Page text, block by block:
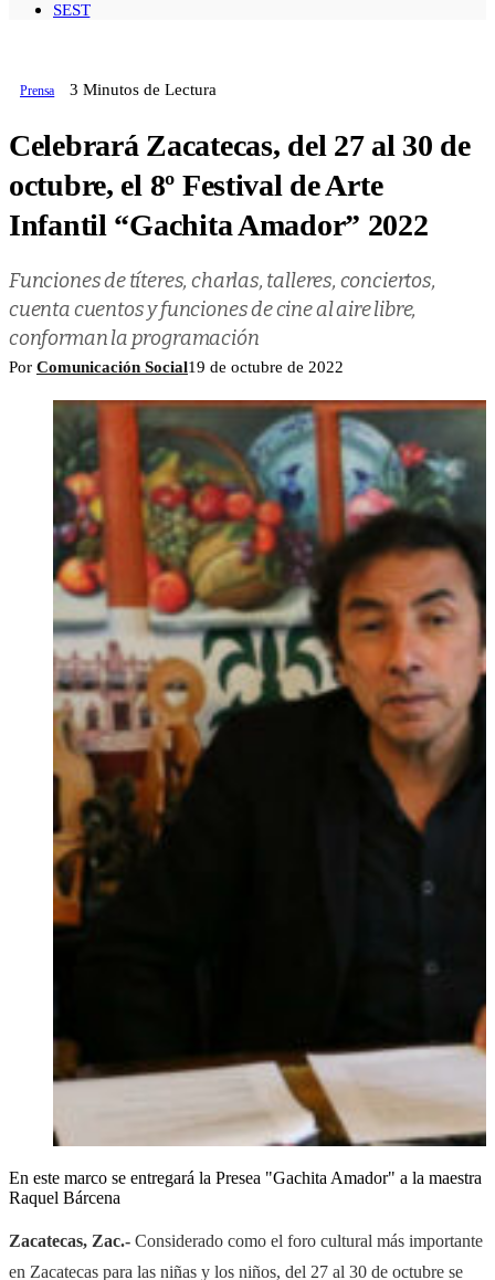
SEST
Prensa 3 Minutos de Lectura
Celebrará Zacatecas, del 27 al 30 de
octubre, el 8º Festival de Arte
Infantil “Gachita Amador” 2022
Funciones de títeres, charlas, talleres, conciertos,
cuenta cuentos y funciones de cine al aire libre,
conforman la programación
Por Comunicación Social19 de octubre de 2022
En este marco se entregará la Presea "Gachita Amador" a la maestra
Raquel Bárcena
Zacatecas, Zac.- Considerado como el foro cultural más importante
en Zacatecas para las niñas y los niños, del 27 al 30 de octubre se